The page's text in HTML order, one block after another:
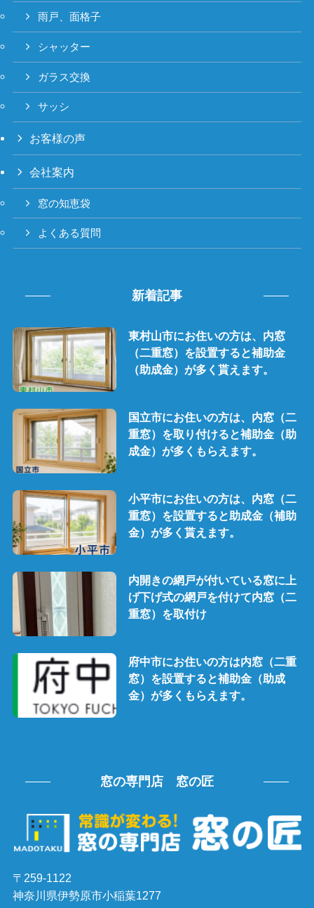
雨戸、面格子
シャッター
ガラス交換
サッシ
お客様の声
会社案内
窓の知恵袋
よくある質問
新着記事
東村山市にお住いの方は、内窓
（二重窓）を設置すると補助金
（助成金）が多く貰えます。
国立市にお住いの方は、内窓（二
重窓）を取り付けると補助金（助
成金）が多くもらえます。
小平市にお住いの方は、内窓（二
重窓）を設置すると助成金（補助
金）が多く貰えます。
内開きの網戸が付いている窓に上
げ下げ式の網戸を付けて内窓（二
重窓）を取付け
府中市にお住いの方は内窓（二重
窓）を設置すると補助金（助成
金）が多くもらえます。
窓の専門店 窓の匠
〒259-1122
神奈川県伊勢原市小稲葉1277